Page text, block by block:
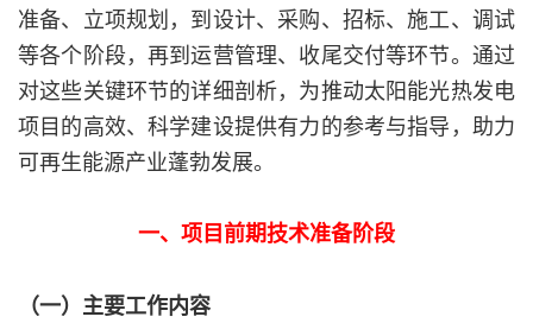
准备、立项规划，到设计、采购、招标、施工、调试
等各个阶段，再到运营管理、收尾交付等环节。通过
对这些关键环节的详细剖析，为推动太阳能光热发电
项目的高效、科学建设提供有力的参考与指导，助力
可再生能源产业蓬勃发展。
一、项目前期技术准备阶段
（一）主要工作内容